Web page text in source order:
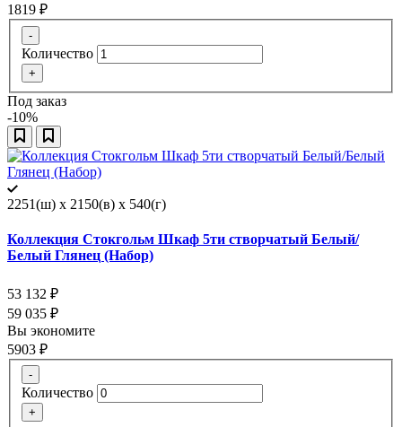
1819 ₽
-
Количество
+
Под заказ
-10%
2251(ш) x 2150(в) x 540(г)
Коллекция Стокгольм Шкаф 5ти створчатый Белый/
Белый Глянец (Набор)
53 132 ₽
59 035 ₽
Вы экономите
5903 ₽
-
Количество
+